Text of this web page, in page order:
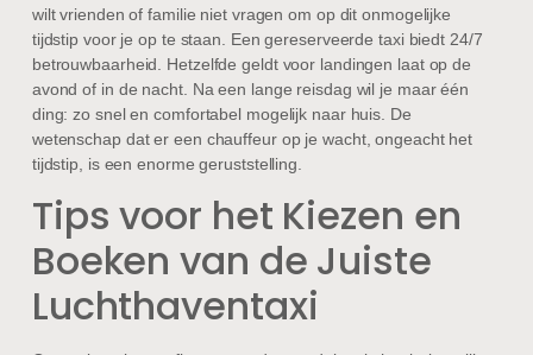
wilt vrienden of familie niet vragen om op dit onmogelijke
tijdstip voor je op te staan. Een gereserveerde taxi biedt 24/7
betrouwbaarheid. Hetzelfde geldt voor landingen laat op de
avond of in de nacht. Na een lange reisdag wil je maar één
ding: zo snel en comfortabel mogelijk naar huis. De
wetenschap dat er een chauffeur op je wacht, ongeacht het
tijdstip, is een enorme geruststelling.
Tips voor het Kiezen en
Boeken van de Juiste
Luchthaventaxi